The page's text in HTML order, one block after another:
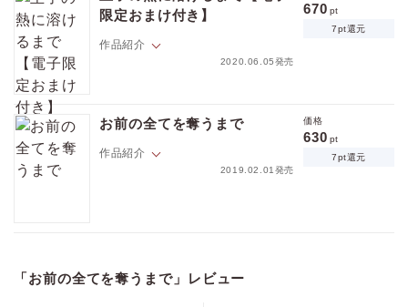
中の世話役に任命される。その陰では彼の性指向の調査を依頼されてい
た。和音はアダムの秘密を暴くことに成功するが、その際に彼を興奮さ
せてしまい……！？ 甘美な痛みと熱い囁きに堕ちるデスティニーラ
ブ！
限定おまけ付き】
作品紹介
2020.06.05発売
670 pt
7pt還元
大賀重工セキュリティ課の新人・佐久間寅彦は初の要人警護に任命され
気合いが入るが、相手はアラブのワガママ王子・サイードだった。王子
の無茶振りに翻弄されつつも彼の素顔を知り、惹かれ始める寅彦。しか
し、サイードは王位継承争いで命を狙われていて……。「お前の全てを
奪うまで」スピンオフ！ 超セレブなアラブ王子×熱血ボディガード男子
お前の全てを奪うまで
作品紹介
2019.02.01発売
価格
630 pt
7pt還元
てきて……!? 絶対に負けられないラブバトル！
「お前の全てを奪うまで」レビュー